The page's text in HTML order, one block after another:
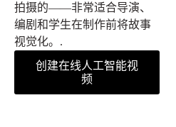
拍摄的——非常适合导演、
编剧和学生在制作前将故事
视觉化。.
创建在线人工智能视
频